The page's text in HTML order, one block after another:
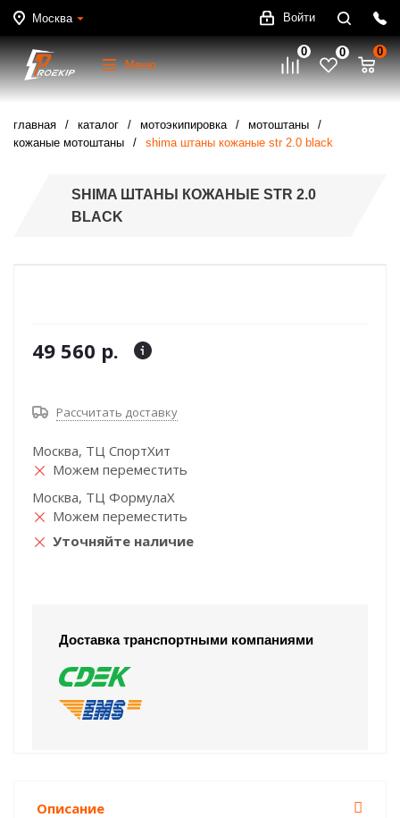
Москва Войти
Меню
0 0 0
главная каталог мотоэкипировка
мотоштаны
кожаные мотоштаны
shima штаны кожаные str 2.0 black
SHIMA ШТАНЫ КОЖАНЫЕ STR 2.0
BLACK
49 560 р.
Рассчитать доставку
Москва, ТЦ СпортХит
Можем переместить
Москва, ТЦ ФормулаХ
Можем переместить
Уточняйте наличие
Доставка транспортными компаниями
Описание